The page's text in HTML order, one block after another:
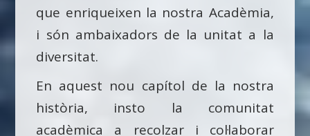
que enriqueixen la nostra Acadèmia,
i són ambaixadors de la unitat a la
diversitat.
En aquest nou capítol de la nostra
història, insto la comunitat
acadèmica a recolzar i col·laborar